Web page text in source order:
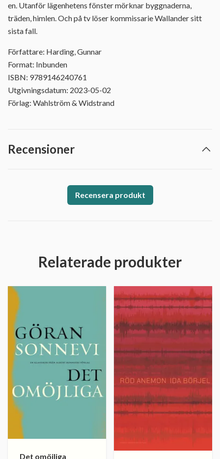
en. Utanför lägenhetens fönster mörknar byggnaderna,
träden, himlen. Och på tv löser kommissarie Wallander sitt
sista fall.
Författare: Harding, Gunnar
Format: Inbunden
ISBN: 9789146240761
Utgivningsdatum: 2023-05-02
Förlag: Wahlström & Widstrand
Recensioner
Recensera produkt
Relaterade produkter
Det omöjliga